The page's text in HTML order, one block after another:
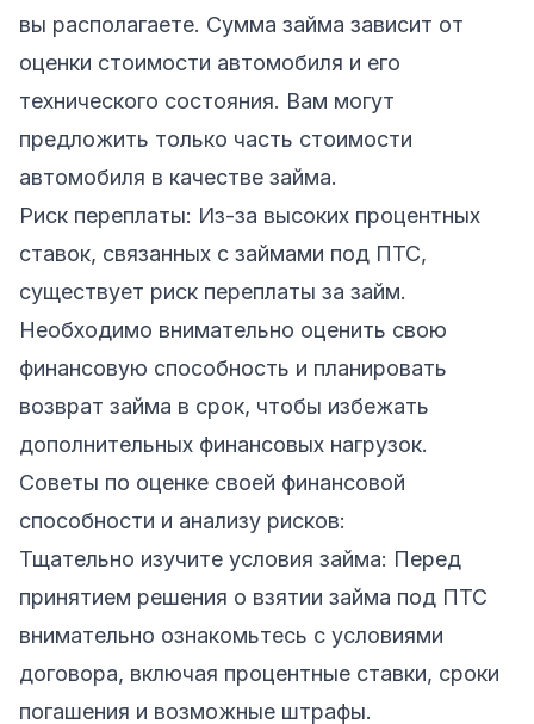
вы располагаете. Сумма займа зависит от
оценки стоимости автомобиля и его
технического состояния. Вам могут
предложить только часть стоимости
автомобиля в качестве займа.
Риск переплаты: Из-за высоких процентных
ставок, связанных с займами под ПТС,
существует риск переплаты за займ.
Необходимо внимательно оценить свою
финансовую способность и планировать
возврат займа в срок, чтобы избежать
дополнительных финансовых нагрузок.
Советы по оценке своей финансовой
способности и анализу рисков:
Тщательно изучите условия займа: Перед
принятием решения о взятии займа под ПТС
внимательно ознакомьтесь с условиями
договора, включая процентные ставки, сроки
погашения и возможные штрафы.